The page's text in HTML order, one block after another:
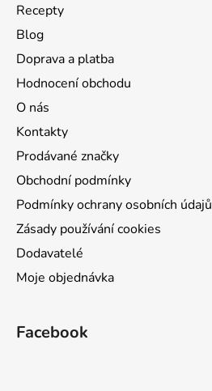
Recepty
Blog
Doprava a platba
Hodnocení obchodu
O nás
Kontakty
Prodávané značky
Obchodní podmínky
Podmínky ochrany osobních údajů
Zásady používání cookies
Dodavatelé
Moje objednávka
Facebook